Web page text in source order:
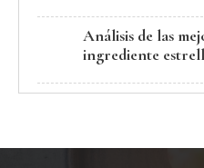
Análisis de las
ingrediente